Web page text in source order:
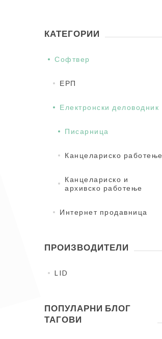
КАТЕГОРИИ
Софтвер
ЕРП
Електронски деловодник
Писарница
Канцелариско работење
Канцелариско и
архивско работење
Интернет продавница
ПРОИЗВОДИТЕЛИ
LID
ПОПУЛАРНИ БЛОГ
ТАГОВИ